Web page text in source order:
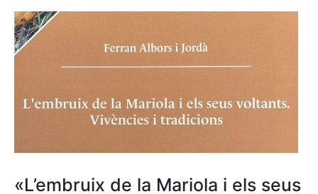
«L’embruix de la Mariola i els seus